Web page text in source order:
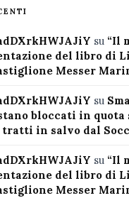
su “Il
del libro di
Messer
su
bloccati in quota
in salvo dal
su “Il
del libro di
Messer